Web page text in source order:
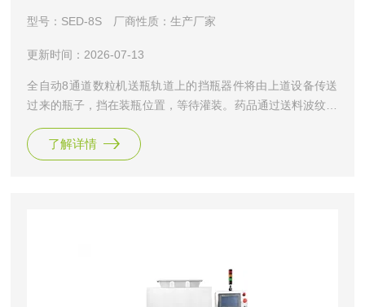
型号：SED-8S 厂商性质：生产厂家
更新时间：2026-07-13
全自动8通道数粒机送瓶轨道上的挡瓶器件将由上道设备传送
过来的瓶子，挡在装瓶位置，等待灌装。药品通过送料波纹板
入药仓的药品经光电计数传感器定量计数后装入装瓶位置的瓶
中。
了解详情